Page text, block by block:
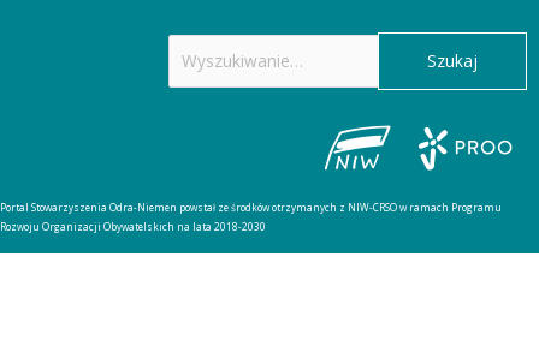
Szukaj
dla:
Portal Stowarzyszenia Odra-Niemen powstał ze środków otrzymanych z NIW-CRSO w ramach Programu
Rozwoju Organizacji Obywatelskich na lata 2018-2030